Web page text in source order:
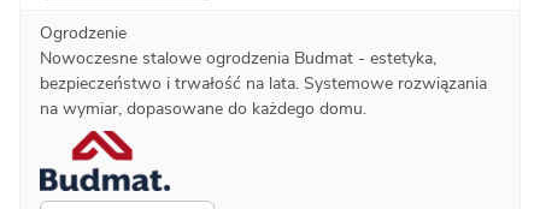
Ogrodzenie
Nowoczesne stalowe ogrodzenia Budmat - estetyka,
bezpieczeństwo i trwałość na lata. Systemowe rozwiązania
na wymiar, dopasowane do każdego domu.